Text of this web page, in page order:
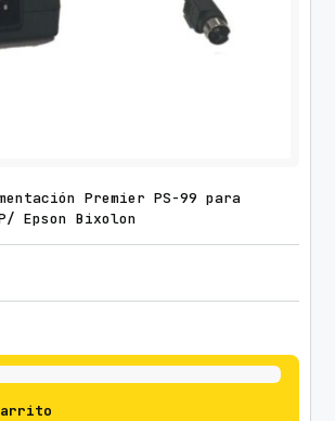
Premier PS-99 para
Epson Bixolon